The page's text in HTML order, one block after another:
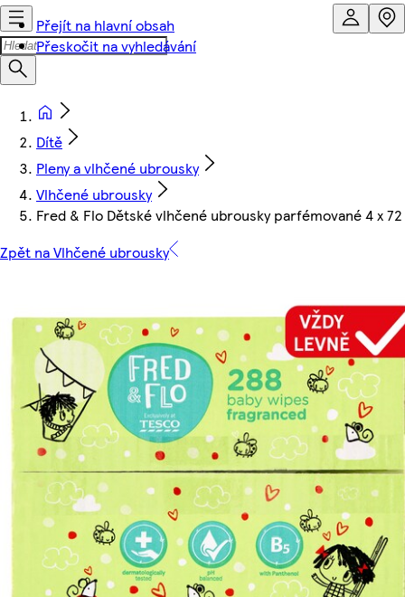
Přejít na hlavní obsah
Přeskočit na vyhledávání
Dítě
Pleny a vlhčené ubrousky
Vlhčené ubrousky
Fred & Flo Dětské vlhčené ubrousky parfémované 4 x
Zpět na Vlhčené ubrousky